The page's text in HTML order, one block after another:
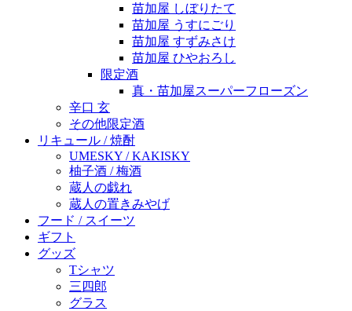
苗加屋 しぼりたて
苗加屋 うすにごり
苗加屋 すずみさけ
苗加屋 ひやおろし
限定酒
真・苗加屋スーパーフローズン
辛口 玄
その他限定酒
リキュール / 焼酎
UMESKY / KAKISKY
柚子酒 / 梅酒
蔵人の戯れ
蔵人の置きみやげ
フード / スイーツ
ギフト
グッズ
Tシャツ
三四郎
グラス